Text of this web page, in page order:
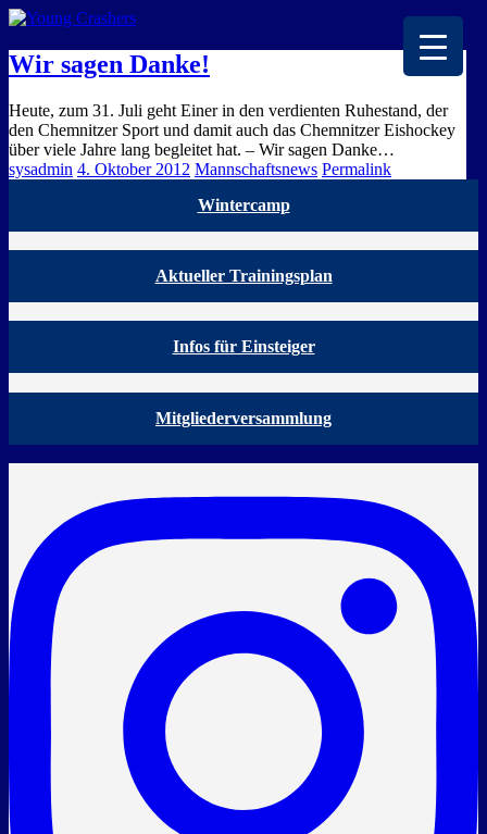
Wir sagen Danke!
Heute, zum 31. Juli geht Einer in den verdienten Ruhestand, der
den Chemnitzer Sport und damit auch das Chemnitzer Eishockey
über viele Jahre lang begleitet hat. – Wir sagen Danke…
sysadmin 4. Oktober 2012 Mannschaftsnews Permalink
Wintercamp
Aktueller Trainingsplan
Infos für Einsteiger
Mitgliederversammlung